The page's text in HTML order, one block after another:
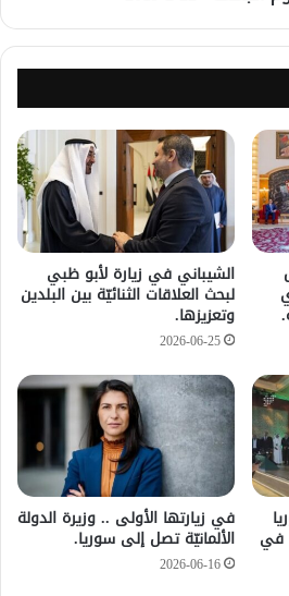
الشيباني في زيارة لأبو ظبي
لبحث العلاقات الثنائيّة بين البلدين
وتعزيزها.
2026-06-25
في
في زيارتها الأولى .. وزيرة الدولة
الألمانيّة تصل إلى سوريا.
2026-06-16